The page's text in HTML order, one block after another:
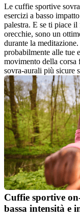
Le cuffie sportive
esercizi a basso
palestra. E se ti piace
orecchie, sono un
durante la
probabilmente alle tue
movimento della corsa
sovra-aurali più sicure
Cuffie sportive
bassa intensità e